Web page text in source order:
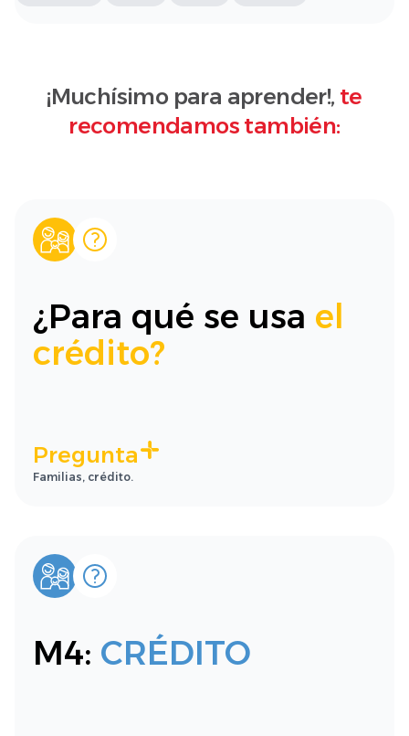
¡Muchísimo para aprender!, te
recomendamos también:
¿Para qué se usa el
crédito?
Pregunta
Familias, crédito.
M4: CRÉDITO